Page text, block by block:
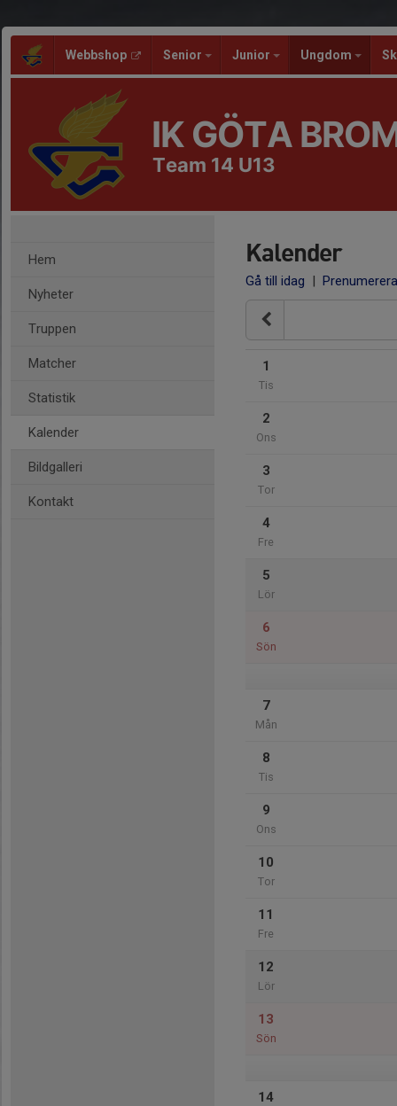
Webbshop Senior Junior Ungdom
IK GÖTA
Team 14 U13
Hem
Nyheter
Truppen
Matcher
Statistik
Kalender
Bildgalleri
Kontakt
Kalender
Gå till idag | Prenumerera
1
Tis
2
Ons
3
Tor
4
Fre
5
Lör
6
Sön
7
Mån
8
Tis
9
Ons
10
Tor
11
Fre
12
Lör
13
Sön
14